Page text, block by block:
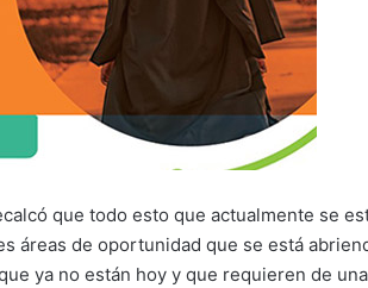
que todo esto que actualmente se
áreas de oportunidad que se está
ya no están hoy y que requieren de una